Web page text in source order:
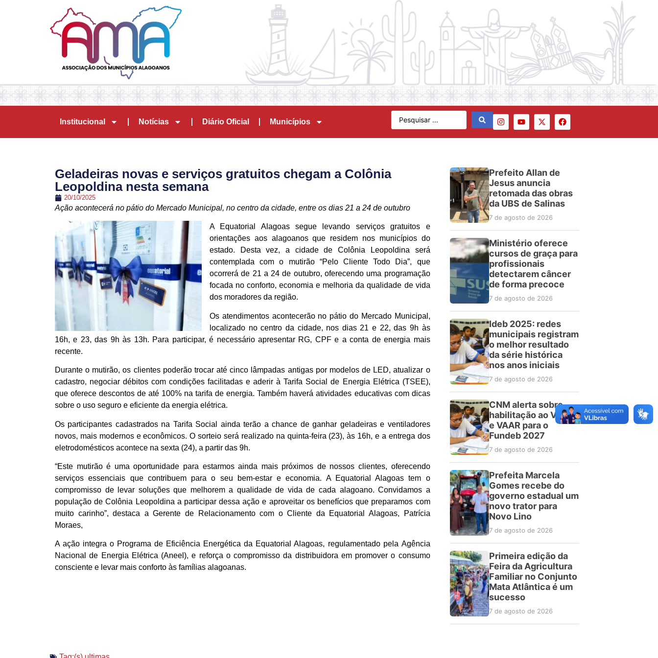
Institucional Notícias Diário Oficial Municípios
Geladeiras novas e serviços gratuitos chegam a Colônia
Leopoldina nesta semana
20/10/2025
Ação acontecerá no pátio do Mercado Municipal, no centro da cidade, entre os dias 21 a 24 de outubro
A Equatorial Alagoas segue levando serviços gratuitos e
orientações aos alagoanos que residem nos municípios do
estado. Desta vez, a cidade de Colônia Leopoldina será
contemplada com o mutirão “Pelo Cliente Todo Dia”, que
ocorrerá de 21 a 24 de outubro, oferecendo uma programação
focada no conforto, economia e melhoria da qualidade de vida
dos moradores da região.
Os atendimentos acontecerão no pátio do Mercado Municipal,
localizado no centro da cidade, nos dias 21 e 22, das 9h às
16h, e 23, das 9h às 13h. Para participar, é necessário apresentar RG, CPF e a conta de energia mais
recente.
Durante o mutirão, os clientes poderão trocar até cinco lâmpadas antigas por modelos de LED, atualizar o
cadastro, negociar débitos com condições facilitadas e aderir à Tarifa Social de Energia Elétrica (TSEE),
que oferece descontos de até 100% na tarifa de energia. Também haverá atividades educativas com dicas
sobre o uso seguro e eficiente da energia elétrica.
Os participantes cadastrados na Tarifa Social ainda terão a chance de ganhar geladeiras e ventiladores
novos, mais modernos e econômicos. O sorteio será realizado na quinta-feira (23), às 16h, e a entrega dos
eletrodomésticos acontece na sexta (24), a partir das 9h.
“Este mutirão é uma oportunidade para estarmos ainda mais próximos de nossos clientes, oferecendo
serviços essenciais que contribuem para o seu bem-estar e economia. A Equatorial Alagoas tem o
compromisso de levar soluções que melhorem a qualidade de vida de cada alagoano. Convidamos a
população de Colônia Leopoldina a participar dessa ação e aproveitar os benefícios que preparamos com
muito carinho”, destaca a Gerente de Relacionamento com o Cliente da Equatorial Alagoas, Patrícia
Moraes,
A ação integra o Programa de Eficiência Energética da Equatorial Alagoas, regulamentado pela Agência
Nacional de Energia Elétrica (Aneel), e reforça o compromisso da distribuidora em promover o consumo
consciente e levar mais conforto às famílias alagoanas.
Prefeito Allan de
Jesus anuncia
retomada das obras
da UBS de Salinas
7 de agosto de 2026
Ministério oferece
cursos de graça para
profissionais
detectarem câncer
de forma precoce
7 de agosto de 2026
Ideb 2025: redes
municipais registram
o melhor resultado
da série histórica
nos anos iniciais
7 de agosto de 2026
CNM alerta sobre
habilitação ao VAAT
e VAAR para o
Fundeb 2027
7 de agosto de 2026
Prefeita Marcela
Gomes recebe do
governo estadual um
novo trator para
Novo Lino
7 de agosto de 2026
Primeira edição da
Feira da Agricultura
Familiar no Conjunto
Mata Atlântica é um
sucesso
7 de agosto de 2026